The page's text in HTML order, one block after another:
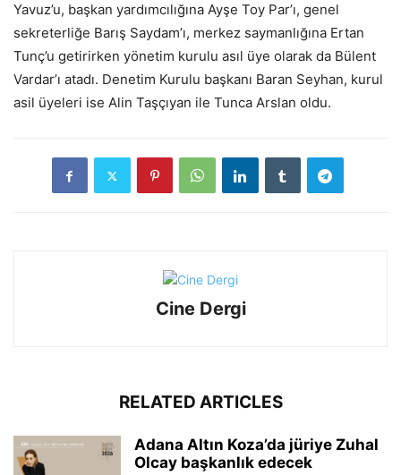
Yavuz’u, başkan yardımcılığına Ayşe Toy Par’ı, genel
sekreterliğe Barış Saydam’ı, merkez saymanlığına Ertan
Tunç’u getirirken yönetim kurulu asıl üye olarak da Bülent
Vardar’ı atadı. Denetim Kurulu başkanı Baran Seyhan, kurul
asil üyeleri ise Alin Taşçıyan ile Tunca Arslan oldu.
Cine Dergi
RELATED ARTICLES
Adana Altın Koza’da jüriye Zuhal
Olcay başkanlık edecek